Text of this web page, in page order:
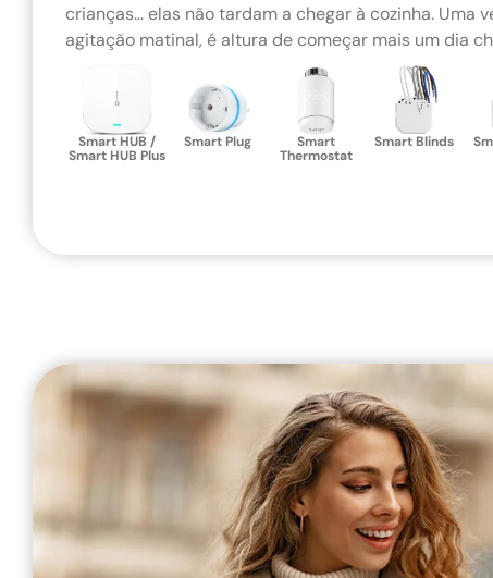
crianças… elas não tardam a chegar à cozinha. Uma
agitação matinal, é altura de começar mais um dia
Smart HUB /
Smart HUB Plus
Smart Plug
Smart
Thermostat
Smart Blinds